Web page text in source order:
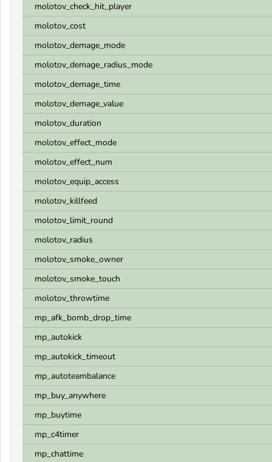
molotov_check_hit_player
molotov_cost
molotov_demage_mode
molotov_demage_radius_mode
molotov_demage_time
molotov_demage_value
molotov_duration
molotov_effect_mode
molotov_effect_num
molotov_equip_access
molotov_killfeed
molotov_limit_round
molotov_radius
molotov_smoke_owner
molotov_smoke_touch
molotov_throwtime
mp_afk_bomb_drop_time
mp_autokick
mp_autokick_timeout
mp_autoteambalance
mp_buy_anywhere
mp_buytime
mp_c4timer
mp_chattime